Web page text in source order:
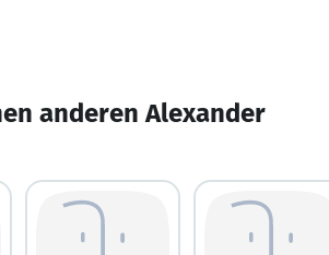
anderen Alexander